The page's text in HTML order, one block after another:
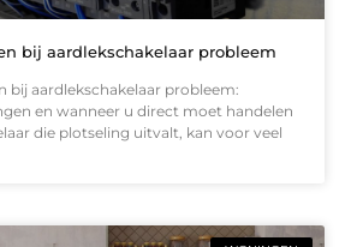
bij aardlekschakelaar probleem
bij aardlekschakelaar probleem:
en wanneer u direct moet handelen
die plotseling uitvalt, kan voor veel